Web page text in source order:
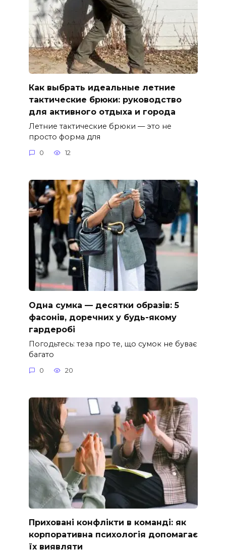
Как выбрать идеальные летние
тактические брюки: руководство
для активного отдыха и города
Летние тактические брюки — это не
просто форма для
0 12
Одна сумка — десятки образів: 5
фасонів, доречних у будь-якому
гардеробі
Погодьтесь: теза про те, що сумок не буває
багато
0 20
Приховані конфлікти в команді: як
корпоративна психологія допомагає
їх виявляти